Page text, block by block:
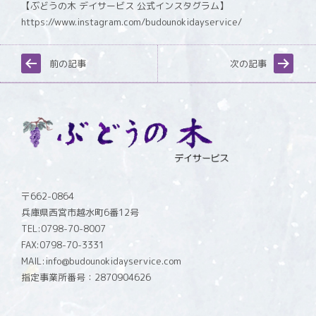
【ぶどうの木 デイサービス 公式インスタグラム】
https://www.instagram.com/budounokidayservice/
前の記事 次の記事
〒662-0864
兵庫県西宮市越水町6番12号
TEL:0798-70-8007
FAX:0798-70-3331
MAIL:info@budounokidayservice.com
指定事業所番号：2870904626